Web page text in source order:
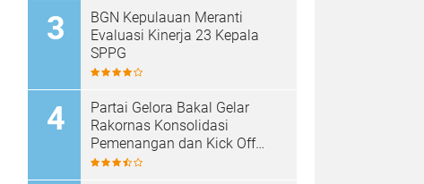
BGN Kepulauan Meranti
Evaluasi Kinerja 23 Kepala
SPPG
Partai Gelora Bakal Gelar
Rakornas Konsolidasi
Pemenangan dan Kick Off
Pencalegan